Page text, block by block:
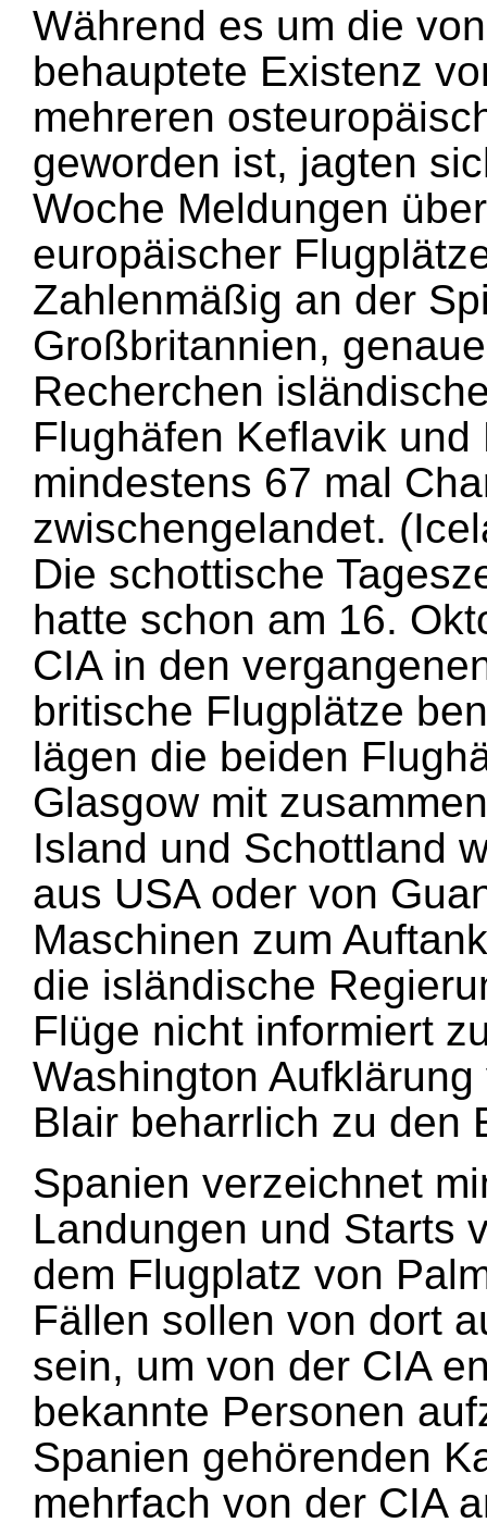
Während es um die
behauptete Existenz
mehreren
geworden ist, jagten
Woche Meldungen
europäischer
Zahlenmäßig an der
Großbritannien,
Recherchen
Flughäfen Keflavik
mindestens 67 mal
zwischengelandet.
Die schottische
hatte schon am 16.
CIA in den
britische Flugplätze
lägen die beiden
Glasgow mit
Island und Schottland
aus USA oder von
Maschinen zum
die isländische
Flüge nicht informiert
Washington
Blair beharrlich zu den
Spanien verzeichnet
Landungen und Starts
dem Flugplatz von
Fällen sollen von dort
sein, um von der CIA
bekannte Personen
Spanien gehörenden
mehrfach von der CIA